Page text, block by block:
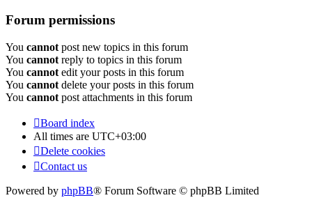
Forum permissions
You cannot post new topics in this forum
You cannot reply to topics in this forum
You cannot edit your posts in this forum
You cannot delete your posts in this forum
You cannot post attachments in this forum
Board index
All times are UTC+03:00
Delete cookies
Contact us
Powered by phpBB® Forum Software © phpBB Limited